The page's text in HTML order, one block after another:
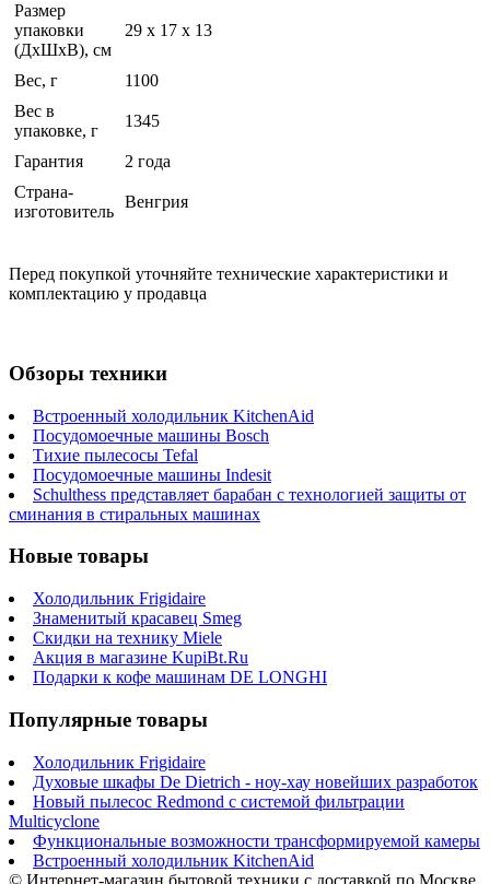
Размер
упаковки
(ДхШхВ), см
29 x 17 x 13
Вес, г
1100
Вес в
упаковке, г
1345
Гарантия
2 года
Страна-
изготовитель
Венгрия
Перед покупкой уточняйте технические характеристики и
комплектацию у продавца
Обзоры техники
Встроенный холодильник KitchenAid
Посудомоечные машины Bosch
Тихие пылесосы Tefal
Посудомоечные машины Indesit
Schulthess представляет барабан с технологией защиты от
сминания в стиральных машинах
Новые товары
Холодильник Frigidaire
Знаменитый красавец Smeg
Скидки на технику Miele
Акция в магазине KupiBt.Ru
Подарки к кофе машинам DE LONGHI
Популярные товары
Холодильник Frigidaire
Духовые шкафы De Dietrich - ноу-хау новейших разработок
Новый пылесос Redmond с системой фильтрации
Multicyclone
Функциональные возможности трансформируемой камеры
Встроенный холодильник KitchenAid
© Интернет-магазин бытовой техники с доставкой по Москве,